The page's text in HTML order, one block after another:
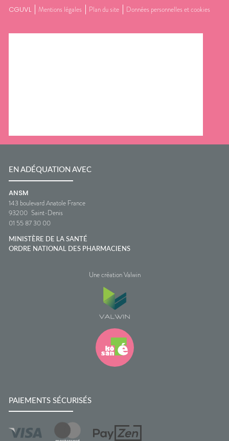
CGUVL Mentions légales Plan du site Données personnelles et cookies
EN ADÉQUATION AVEC
ANSM
143 boulevard Anatole France
93200 Saint-Denis
01 55 87 30 00
MINISTÈRE DE LA SANTÉ
ORDRE NATIONAL DES PHARMACIENS
Une création Valwin
PAIEMENTS SÉCURISÉS